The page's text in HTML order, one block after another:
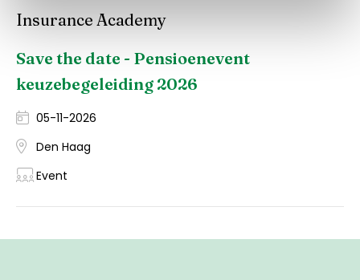
Insurance Academy
Save the date - Pensioenevent
keuzebegeleiding 2026
05-11-2026
Den Haag
Event